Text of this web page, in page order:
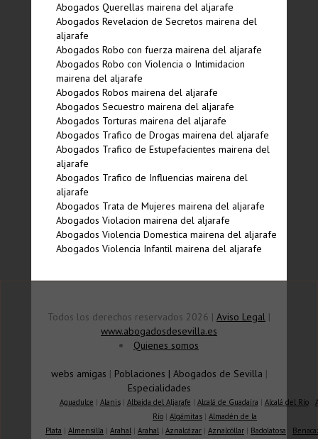
Abogados Querellas mairena del aljarafe
Abogados Revelacion de Secretos mairena del
aljarafe
Abogados Robo con fuerza mairena del aljarafe
Abogados Robo con Violencia o Intimidacion
mairena del aljarafe
Abogados Robos mairena del aljarafe
Abogados Secuestro mairena del aljarafe
Abogados Torturas mairena del aljarafe
Abogados Trafico de Drogas mairena del aljarafe
Abogados Trafico de Estupefacientes mairena del
aljarafe
Abogados Trafico de Influencias mairena del
aljarafe
Abogados Trata de Mujeres mairena del aljarafe
Abogados Violacion mairena del aljarafe
Abogados Violencia Domestica mairena del aljarafe
Abogados Violencia Infantil mairena del aljarafe
Todos los derechos reservados 2026 | Aviso Legal |
www.abogadosdesevilla.es
Quienes somos
webs amigas | Poblaciones | Abogados de Sevilla |
Especialidades
Aguadulce | Alanis| Albaida del Aljarafe | Alcalá de Guadaíra | Alcalá del Río|
Río | Algámitas | Almadén de la
Plata | Almensilla | Arahal | Arahal | Aznalcázar | Aznalcóllar | Badolatosa